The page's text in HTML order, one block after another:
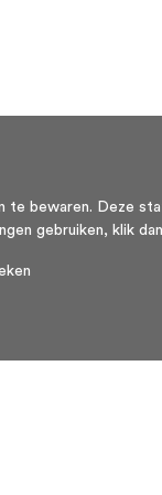
bewaren. Deze
gebruiken, klik